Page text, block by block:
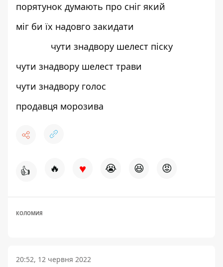
порятунок думають про сніг який
міг би їх надовго закидати
чути знадвору шелест піску
чути знадвору шелест трави
чути знадвору голос
продавця морозива
👍 🔥 ♥ 😭 😆 😡
КОЛОМИЯ
20:52, 12 червня 2022